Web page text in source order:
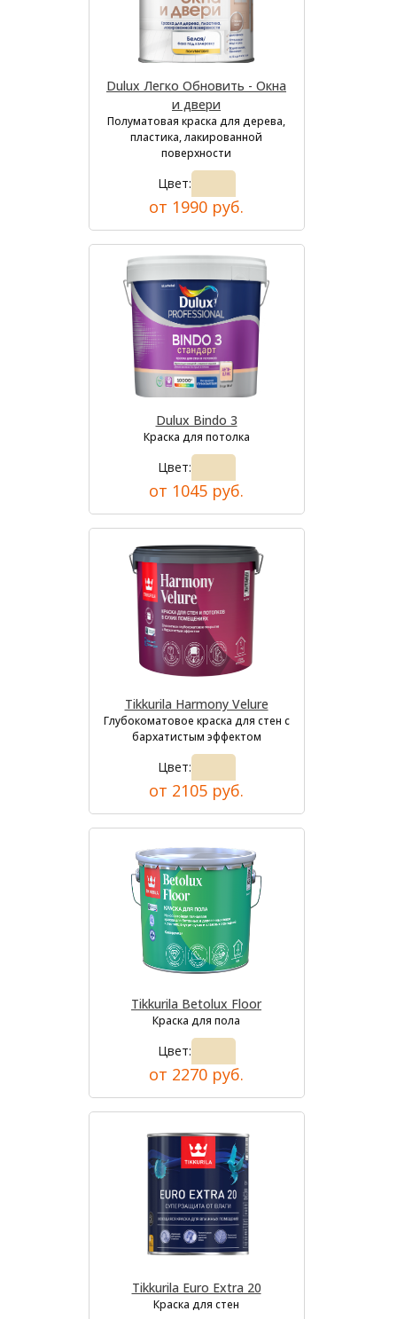
Dulux Легко Обновить - Окна
и двери
Полуматовая краска для дерева,
пластика, лакированной
поверхности
Цвет:
от 1990 руб.
Dulux Bindo 3
Краска для потолка
Цвет:
от 1045 руб.
Tikkurila Harmony Velure
Глубокоматовое краска для стен с
бархатистым эффектом
Цвет:
от 2105 руб.
Tikkurila Betolux Floor
Краска для пола
Цвет:
от 2270 руб.
Tikkurila Euro Extra 20
Краска для стен